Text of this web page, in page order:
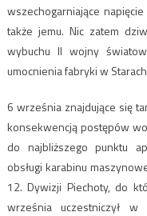
wszechogarniające
także jemu. Nic zatem
wybuchu II wojny
umocnienia fabryki w
6 września znajdujące się
konsekwencją postępów
do najbliższego punktu
obsługi karabinu
12. Dywizji Piechoty, do
września uczestniczył